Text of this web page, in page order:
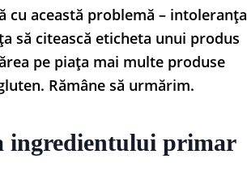
această problemă – intoleranța
să citească eticheta unui produs
pe piața mai multe produse
Rămâne să urmărim.
ingredientului primar